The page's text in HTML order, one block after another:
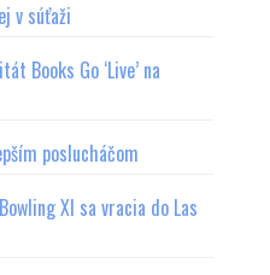
v súťaži
Books Go ‘Live’ na
poslucháčom
XI sa vracia do Las